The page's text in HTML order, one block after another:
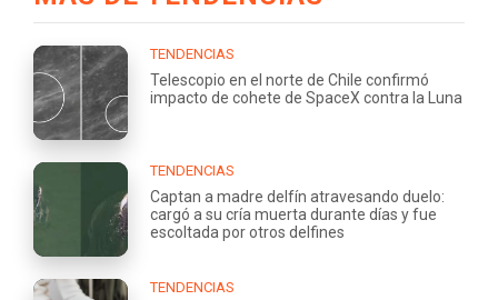
TENDENCIAS
Telescopio en el norte de Chile confirmó
impacto de cohete de SpaceX contra la Luna
TENDENCIAS
Captan a madre delfín atravesando duelo:
cargó a su cría muerta durante días y fue
escoltada por otros delfines
TENDENCIAS